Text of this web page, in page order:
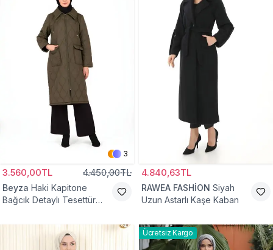
3
3.560,00TL 4.450,00TL
Beyza Haki Kapitone
Bağcık Detaylı Tesettür
4.840,63TL
RAWEA FASHİON Siyah
Uzun Astarlı Kaşe Kaban
Ücretsiz Kargo